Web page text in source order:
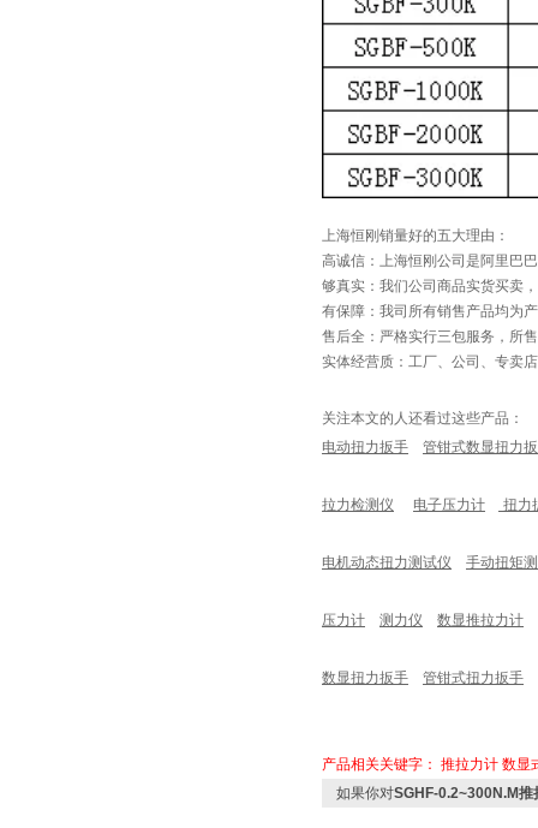
上海恒刚销量好的五大理由：
高诚信：上海恒刚公司是阿里巴
够真实：我们公司商品实货买卖
有保障：我司所有销售产品均为
售后全：严格实行三包服务，所
实体经营质：工厂、公司、专卖
关注本文的人还看过这些产品：
电动扭力扳手
管钳式数显扭力
拉力检测仪 电子压力计 扭力
电机动态扭力测试仪 手动扭矩
压力计 测力仪 数显推拉力计
数显扭力扳手 管钳式扭力扳手
产品相关关键字： 推拉力计 数显
如果你对SGHF-0.2~300N.M